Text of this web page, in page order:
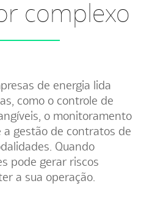
complexo
de energia lida
como o controle de
o monitoramento
gestão de contratos de
Quando
pode gerar riscos
a sua operação.